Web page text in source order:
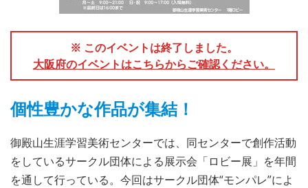
※ このイベントは終了しました。
大阪府のイベントはこちらからご確認ください。
個性豊かな作品が集結！
御殿山生涯学習美術センターでは、同センターで創作活動
をしているサークル団体による展示会「ロビー展」を年間
を通して行っている。今回はサークル団体“モンパレ”によ